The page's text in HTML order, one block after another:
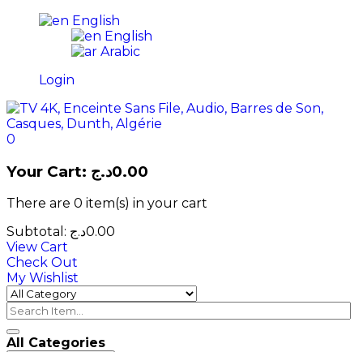
English
English
Arabic
Login
0
Your Cart: 0.00د.ج
There are 0 item(s) in your cart
Subtotal:
0.00د.ج
View Cart
Check Out
My Wishlist
All Categories